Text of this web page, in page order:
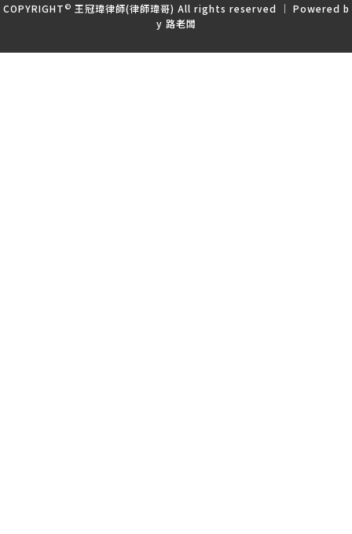
COPYRIGHT © 王冠瑋律師(律師瑋哥) All rights reserved ｜ Powered b
y 路老闆